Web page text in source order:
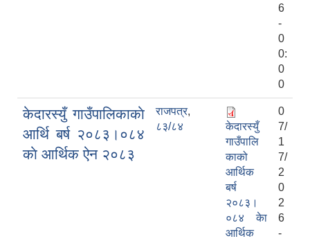
6
-
0
0:
0
0
केदारस्युँ गाउँपालिकाकाे
आर्थि बर्ष २०८३।०८४
काे आर्थिक ऐन २०८३
राजपत्र,
८३/८४
केदारस्युँ
गाउँपालि
काको
आर्थिक
बर्ष
२०८३।
०८४ केा
आर्थिक
0
7/
1
7/
2
0
2
6
-